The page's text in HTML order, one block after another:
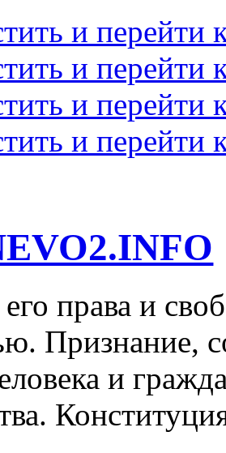
и перейти
и перейти
и перейти
и перейти
права и
Признание,
и